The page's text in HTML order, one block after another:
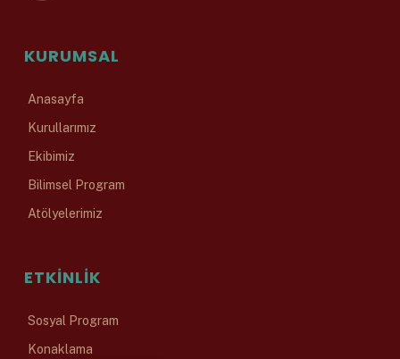
KURUMSAL
Anasayfa
Kurullarımız
Ekibimiz
Bilimsel Program
Atölyelerimiz
ETKINLIK
Sosyal Program
Konaklama